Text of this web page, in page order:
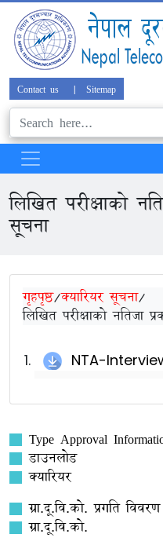
Contact us | Sitemap
लिखित परीक्षाको
सूचना
गृहपृष्ठ/क्यारियर सूचना/
लिखित परीक्षाको नतिजा
NTA-
Type Approval
डाउनलोड
क्यारियर
ग्रा.दू.वि.को. प्रगति विवरण
ग्रा.दू.वि.को.